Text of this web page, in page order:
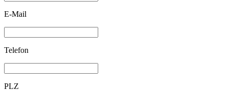
E-Mail
Telefon
PLZ